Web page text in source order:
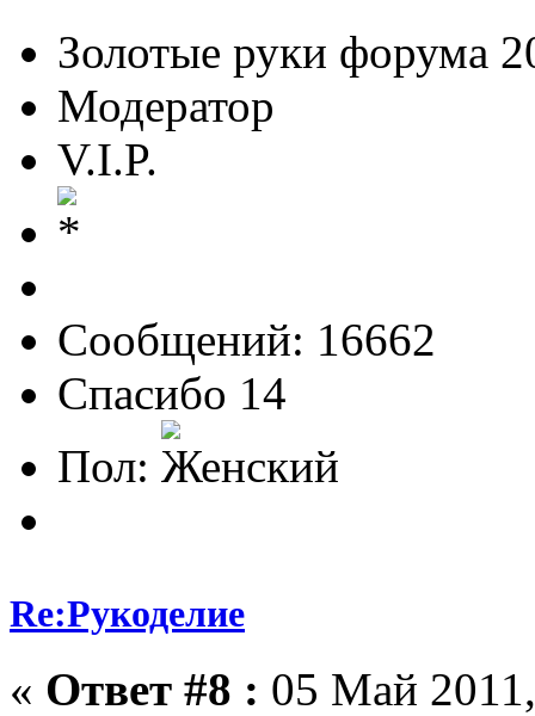
Золотые руки форума
Модератор
V.I.P.
Сообщений: 16662
Спасибо 14
Пол:
Re:Рукоделие
« Ответ #8 : 05 Май